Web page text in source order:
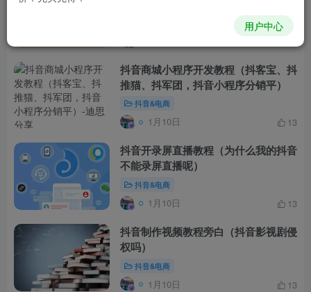
抖音商城小程序开发教程（抖客宝、抖
推猫、抖军团，抖音小程序分销平）
抖音&电商
1月10日 13
抖音开录屏直播教程（为什么我的抖音
不能录屏直播呢）
抖音&电商
1月10日 13
抖音制作视频教程旁白（抖音影视剧侵
权吗）
抖音&电商
1月10日 13
用户中心